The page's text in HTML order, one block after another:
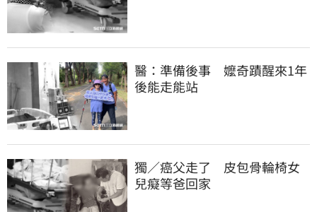
醫：準備後事　嬤奇蹟醒來1年
後能走能站
獨／癌父走了　皮包骨輪椅女
兒癡等爸回家